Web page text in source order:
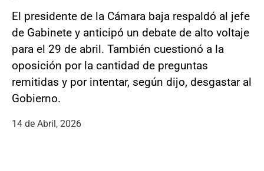
El presidente de la Cámara baja respaldó al jefe
de Gabinete y anticipó un debate de alto voltaje
para el 29 de abril. También cuestionó a la
oposición por la cantidad de preguntas
remitidas y por intentar, según dijo, desgastar al
Gobierno.
14 de Abril, 2026